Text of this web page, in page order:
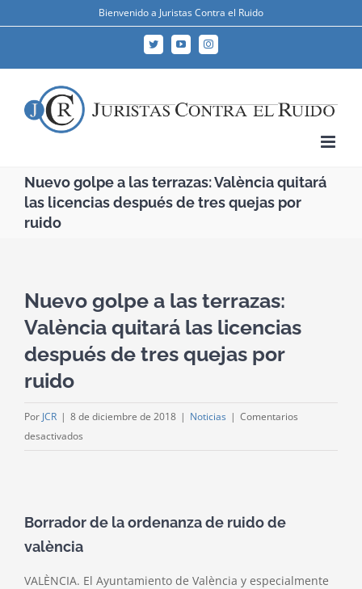
Bienvenido a Juristas Contra el Ruido
TwitterYouTubeInstagram
Nuevo golpe a las terrazas: València quitará
las licencias después de tres quejas por
ruido
Nuevo golpe a las terrazas:
València quitará las licencias
después de tres quejas por
ruido
Por JCR | 8 de diciembre de 2018 | Noticias | Comentarios
desactivados
terrazas:
València
Borrador de la ordenanza de ruido de
valència
VALÈNCIA. El Ayuntamiento de València y especialmente